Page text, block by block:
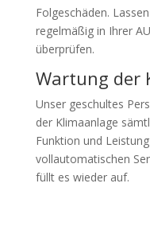
Folgeschäden.
regelmäßig in Ihrer
überprüfen.
Wartung der
Unser geschultes
der Klimaanlage
Funktion und
vollautomatischen
füllt es wieder auf.